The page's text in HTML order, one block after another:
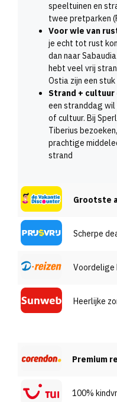
speeltuinen en
twee pretparken
Voor wie van
je echt tot rust
dan naar
hebt veel vrij
Ostia zijn een
Strand +
een stranddag
of cultuur. Bij
Tiberius
prachtige
strand
Grootste
Scherpe
Voordelige
Heerlijke
Premium
100%